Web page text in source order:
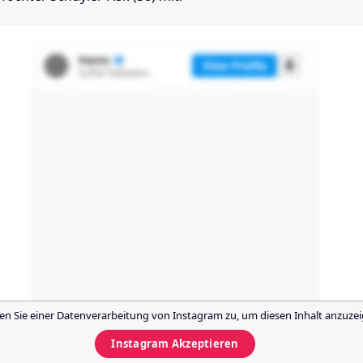
Sie einer Datenverarbeitung von Instagramzu, um diesen Inhalt
Instagram Akzeptieren